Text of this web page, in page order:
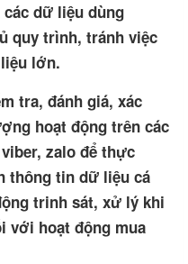
dữ liệu dùng
quy trình, tránh việc
lớn.
tra, đánh giá, xác
hoạt động trên các
zalo để thực
thông tin dữ liệu cá
trinh sát, xử lý khi
với hoạt động mua